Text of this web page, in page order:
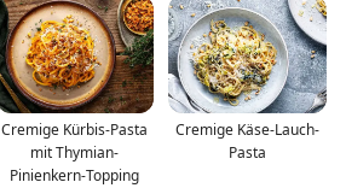
Cremige Kürbis-Pasta
mit Thymian-
Pinienkern-Topping
Cremige Käse-Lauch-
Pasta